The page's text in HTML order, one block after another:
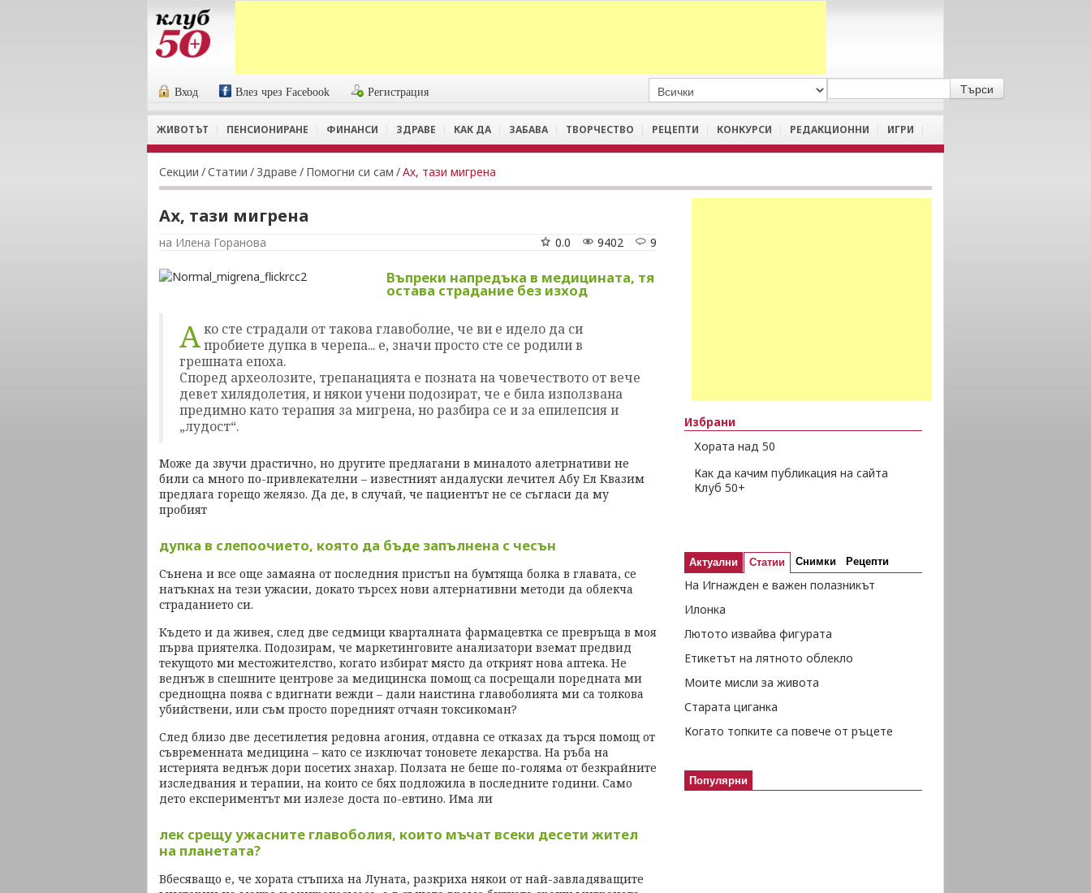
Вход Влез чрез Facebook Регистрация
ЖИВОТЪТ ПЕНСИОНИРАНЕ ФИНАНСИ ЗДРАВЕ КАК ДА ЗАБАВА ТВОРЧЕСТВО РЕЦЕПТИ КОНКУРСИ РЕДАКЦИОННИ ИГРИ
Секции /Статии / Здраве / Помогни си сам /Ах, тази мигрена
Ах, тази мигрена
на Илена Горанова 9
9402
0.0
Въпреки напредъка в медицината, тя
остава страдание без изход
Ако сте страдали от такова главоболие, че ви е идело да си
пробиете дупка в черепа... е, значи просто сте се родили в
грешната епоха.
Според археолозите, трепанацията е позната на човечеството от вече
девет хилядолетия, и някои учени подозират, че е била използвана
предимно като терапия за мигрена, но разбира се и за епилепсия и
„лудост“.
Може да звучи драстично, но другите предлагани в миналото алетрнативи не
били са много по-привлекателни – известният андалуски лечител Абу Ел Квазим
предлага горещо желязо. Да де, в случай, че пациентът не се съгласи да му
пробият
дупка в слепоочието, която да бъде запълнена с чесън
Сънена и все още замаяна от последния пристъп на бумтяща болка в главата, се
натъкнах на тези ужасии, докато търсех нови алтернативни методи да облекча
страданието си.
Където и да живея, след две седмици кварталната фармацевтка се превръща в моя
първа приятелка. Подозирам, че маркетинговите анализатори вземат предвид
текущото ми местожителство, когато избират място да открият нова аптека. Не
веднъж в спешните центрове за медицинска помощ са посрещали поредната ми
среднощна поява с вдигнати вежди – дали наистина главоболията ми са толкова
убийствени, или съм просто поредният отчаян токсикоман?
След близо две десетилетия редовна агония, отдавна се отказах да търся помощ от
съвременната медицина – като се изключат тоновете лекарства. На ръба на
истерията веднъж дори посетих знахар. Ползата не беше по-голяма от безкрайните
изследвания и терапии, на които се бях подложила в последните години. Само
дето експериментът ми излезе доста по-евтино. Има ли
лек срещу ужасните главоболия, които мъчат всеки десети жител
на планетата?
Вбесяващо е, че хората стъпиха на Луната, разкриха някои от най-завладяващите
Избрани
Хората над 50
Как да качим публикация на сайта
Клуб 50+
Актуални Статии Снимки Рецепти
На Игнажден е важен полазникът
Илонка
Лютото извайва фигурата
Етикетът на лятното облекло
Моите мисли за живота
Старата циганка
Когато топките са повече от ръцете
Популярни